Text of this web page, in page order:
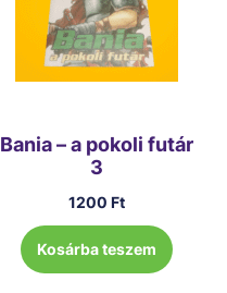
Bania – a pokoli futár
3
1200 Ft
Kosárba teszem